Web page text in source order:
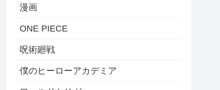
漫画
ONE PIECE
呪術廻戦
僕のヒーローアカデミア